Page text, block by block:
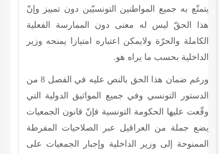
يتمتّع به جميع المواطنين التونسيّين دون تمييز وإنّ
هذا الحقّ ليس له معنى دون الممارسة الفعلية
الكاملة والحرّة ولايمكن اعتباره امتيازا يمنحه وزير
الداخلية بحسب ما يراه هو.
ورغم ضمان هذا الحق بالنص عليه في الفصل 8من
الدستور التونسي وفي جميع المواثيق الدولية التي
وقّعت عليها الحكومة التونسية فإنّ قانون الجمعيات
يضع جملة من العراقيل عبر الصلاحيات المفرطة
الممنوحة إلى وزير الداخلية وإجبار الجمعيات على